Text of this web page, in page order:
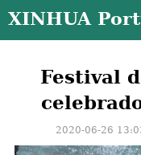
XINHUA
Festival
2020-06-26